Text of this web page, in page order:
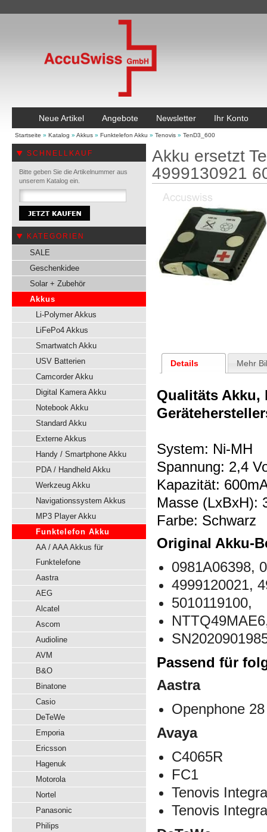
Neue Artikel Angebote Newsletter Ihr Konto
Startseite » Katalog » Akkus » Funktelefon Akku » Tenovis » TenD3_600
SCHNELLKAUF
Bitte geben Sie die Artikelnummer aus
unserem Katalog ein.
KATEGORIEN
SALE
Geschenkidee
Solar + Zubehör
Akkus
Li-Polymer Akkus
LiFePo4 Akkus
Smartwatch Akku
USV Batterien
Camcorder Akku
Digital Kamera Akku
Notebook Akku
Standard Akku
Externe Akkus
Handy / Smartphone Akku
PDA / Handheld Akku
Werkzeug Akku
Navigationssystem Akkus
MP3 Player Akku
Funktelefon Akku
AA / AAA Akkus für
Funktelefone
Aastra
AEG
Alcatel
Ascom
Audioline
AVM
B&O
Binatone
Casio
DeTeWe
Emporia
Ericsson
Hagenuk
Motorola
Nortel
Panasonic
Philips
Akku ersetzt
4999130921
Details Mehr
Qualitäts Akku,
System: Ni-MH
Spannung: 2,4
Kapazität:
Masse (LxBxH):
Farbe: Schwarz
Original Akku-
0981A06398,
4999120021,
5010119100,
Passend für
Aastra
Openphone 28
Avaya
C4065R
FC1
Tenovis
Tenovis